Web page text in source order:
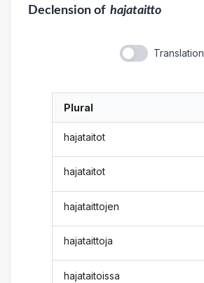
Declensionof hajataitto
Translation
Plural
hajataitot
hajataitot
hajataittojen
hajataittoja
hajataitoissa